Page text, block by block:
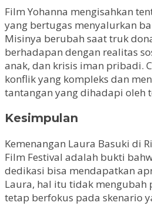
Film Yohanna mengisahkan
yang bertugas menyalurkan
Misinya berubah saat truk
berhadapan dengan realitas
anak, dan krisis iman pribadi.
konflik yang kompleks dan
tantangan yang dihadapi oleh
Kesimpulan
Kemenangan Laura Basuki di
Film Festival adalah bukti
dedikasi bisa mendapatkan
Laura, hal itu tidak mengubah
tetap berfokus pada skenario